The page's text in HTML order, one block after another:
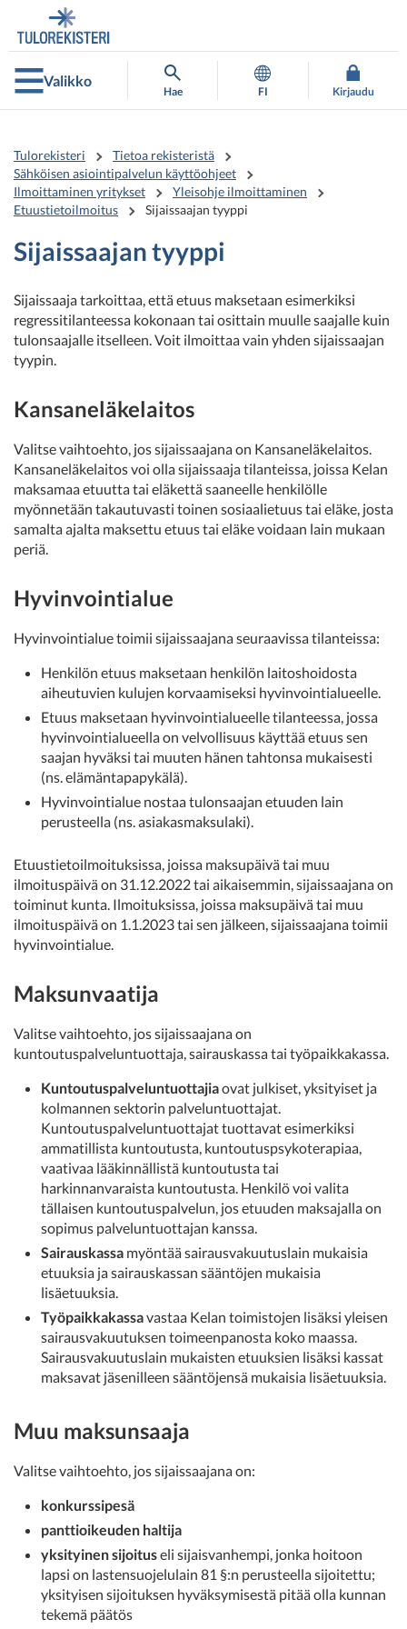
suoraan
sisältöön
koko
sivuston
hakuun
Valikko
Hae FI Kirjaudu
Tulorekisteri
Tietoa rekisteristä
Sähköisen asiointipalvelun käyttöohjeet
Ilmoittaminen yritykset
Yleisohje ilmoittaminen
Etuustietoilmoitus
Sijaissaajan tyyppi
Sijaissaajan tyyppi
Sijaissaaja tarkoittaa, että etuus maksetaan esimerkiksi
regressitilanteessa kokonaan tai osittain muulle saajalle kuin
tulonsaajalle itselleen. Voit ilmoittaa vain yhden sijaissaajan
tyypin.
Kansaneläkelaitos
Valitse vaihtoehto, jos sijaissaajana on Kansaneläkelaitos.
Kansaneläkelaitos voi olla sijaissaaja tilanteissa, joissa Kelan
maksamaa etuutta tai eläkettä saaneelle henkilölle
myönnetään takautuvasti toinen sosiaalietuus tai eläke, josta
samalta ajalta maksettu etuus tai eläke voidaan lain mukaan
periä.
Hyvinvointialue
Hyvinvointialue toimii sijaissaajana seuraavissa tilanteissa:
Henkilön etuus maksetaan henkilön laitoshoidosta
aiheutuvien kulujen korvaamiseksi hyvinvointialueelle.
Etuus maksetaan hyvinvointialueelle tilanteessa, jossa
hyvinvointialueella on velvollisuus käyttää etuus sen
saajan hyväksi tai muuten hänen tahtonsa mukaisesti
(ns. elämäntapapykälä).
Hyvinvointialue nostaa tulonsaajan etuuden lain
perusteella (ns. asiakasmaksulaki).
Etuustietoilmoituksissa, joissa maksupäivä tai muu
ilmoituspäivä on 31.12.2022 tai aikaisemmin, sijaissaajana on
toiminut kunta. Ilmoituksissa, joissa maksupäivä tai muu
ilmoituspäivä on 1.1.2023 tai sen jälkeen, sijaissaajana toimii
hyvinvointialue.
Maksunvaatija
Valitse vaihtoehto, jos sijaissaajana on
kuntoutuspalveluntuottaja, sairauskassa tai työpaikkakassa.
Kuntoutuspalveluntuottajiaovat julkiset, yksityiset ja
kolmannen sektorin palveluntuottajat.
Kuntoutuspalveluntuottajat tuottavat esimerkiksi
ammatillista kuntoutusta, kuntoutuspsykoterapiaa,
vaativaa lääkinnällistä kuntoutusta tai
harkinnanvaraista kuntoutusta. Henkilö voi valita
tällaisen kuntoutuspalvelun, jos etuuden maksajalla on
sopimus palveluntuottajan kanssa.
Sairauskassa myöntää sairausvakuutuslain mukaisia
etuuksia ja sairauskassan sääntöjen mukaisia
lisäetuuksia.
Työpaikkakassavastaa Kelan toimistojen lisäksi yleisen
sairausvakuutuksen toimeenpanosta koko maassa.
Sairausvakuutuslain mukaisten etuuksien lisäksi kassat
maksavat jäsenilleen sääntöjensä mukaisia lisäetuuksia.
Muu maksunsaaja
Valitse vaihtoehto, jos sijaissaajana on:
konkurssipesä
panttioikeuden haltija
yksityinen sijoituseli sijaisvanhempi, jonka hoitoon
lapsi on lastensuojelulain 81 §:n perusteella sijoitettu;
yksityisen sijoituksen hyväksymisestä pitää olla kunnan
tekemä päätös